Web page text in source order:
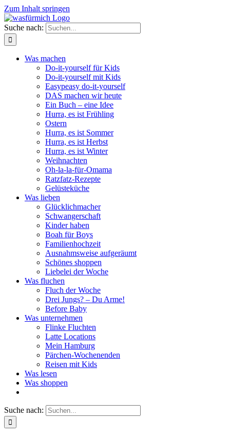
Zum Inhalt springen
Suche nach:
Was machen
Do-it-yourself für Kids
Do-it-yourself mit Kids
Easypeasy do-it-yourself
DAS machen wir heute
Ein Buch – eine Idee
Hurra, es ist Frühling
Ostern
Hurra, es ist Sommer
Hurra, es ist Herbst
Hurra, es ist Winter
Weihnachten
Oh-la-la-für-Omama
Ratzfatz-Rezepte
Gelüsteküche
Was lieben
Glücklichmacher
Schwangerschaft
Kinder haben
Boah für Boys
Familienhochzeit
Ausnahmsweise aufgeräumt
Schönes shoppen
Liebelei der Woche
Was fluchen
Fluch der Woche
Drei Jungs? – Du Arme!
Before Baby
Was unternehmen
Flinke Fluchten
Latte Locations
Mein Hamburg
Pärchen-Wochenenden
Reisen mit Kids
Was lesen
Was shoppen
Suche nach: